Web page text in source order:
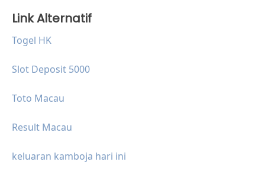
Link Alternatif
Togel HK
Slot Deposit 5000
Toto Macau
Result Macau
keluaran kamboja hari ini